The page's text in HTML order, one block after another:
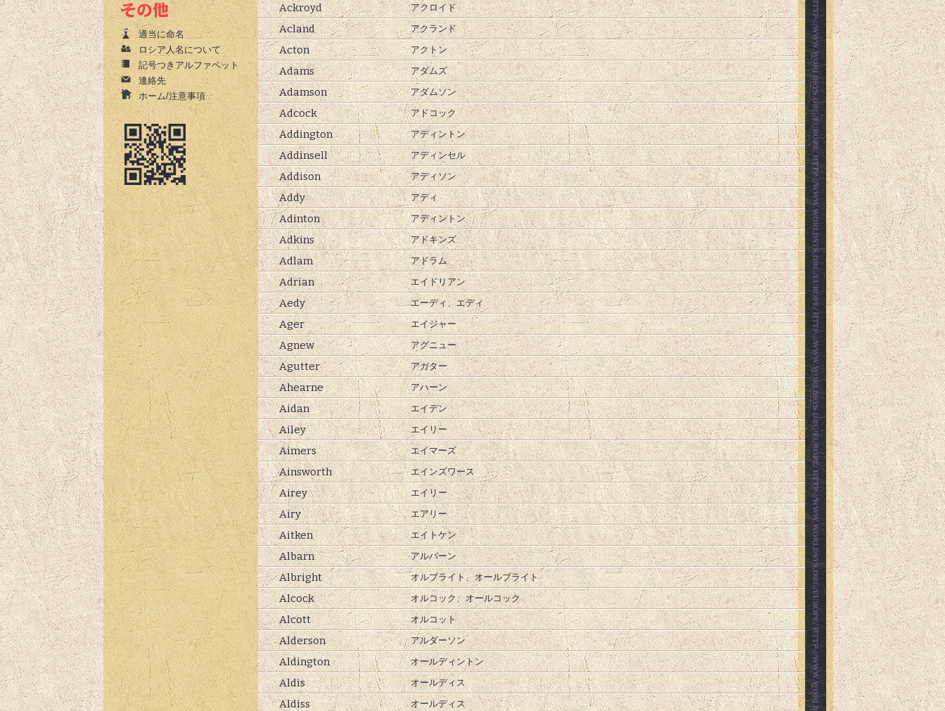
Ackroyd アクロイド
Acland アクランド
Acton アクトン
Adams アダムズ
Adamson アダムソン
Adcock アドコック
Addington アディントン
Addinsell アディンセル
Addison アディソン
Addy アディ
Adinton アディントン
Adkins アドキンズ
Adlam アドラム
Adrian エイドリアン
Aedy エーディ、エディ
Ager エイジャー
Agnew アグニュー
Agutter アガター
Ahearne アハーン
Aidan エイデン
Ailey エイリー
Aimers エイマーズ
Ainsworth エインズワース
Airey エイリー
Airy エアリー
Aitken エイトケン
Albarn アルバーン
Albright オルブライト、オールブライト
Alcock オルコック、オールコック
Alcott オルコット
Alderson アルダーソン
Aldington オールディントン
Aldis オールディス
Aldiss オールディス
適当に命名
ロシア人名について
記号つきアルファベット
連絡先
ホーム/注意事項